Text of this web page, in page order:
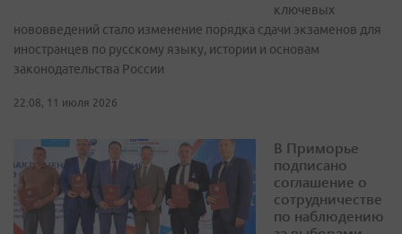
ключевых
нововведений стало изменение порядка сдачи экзаменов для
иностранцев по русскому языку, истории и основам
законодательства России
22:08, 11 июля 2026
В Приморье
подписано
соглашение о
сотрудничестве
по наблюдению